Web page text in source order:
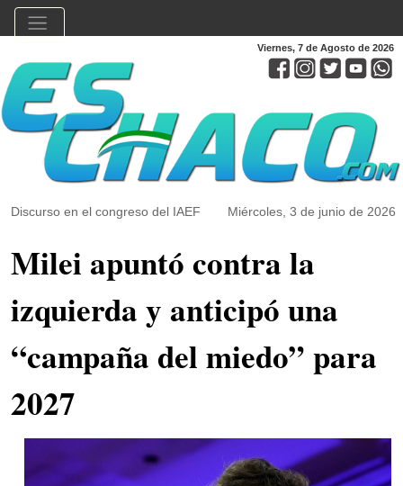
Viernes, 7 de Agosto de 2026
Discurso en el congreso del IAEF Miércoles, 3 de junio de 2026
Milei apuntó contra la
izquierda y anticipó una
“campaña del miedo” para
2027